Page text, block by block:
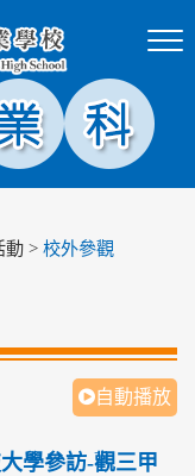
動 > 校外參觀
自動播放
學參訪-觀三甲